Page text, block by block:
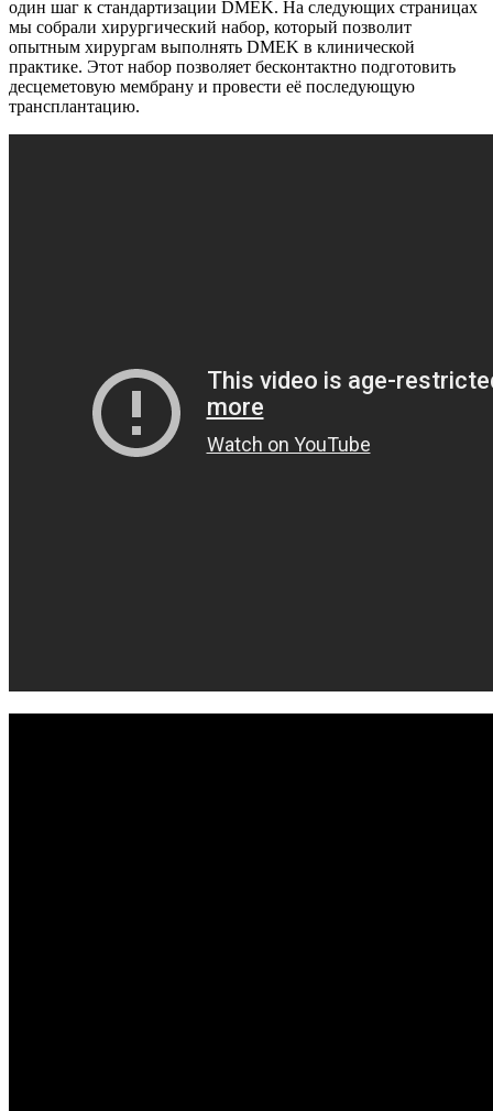
один шаг к стандартизации DMEK. На следующих страницах
мы собрали хирургический набор, который позволит
опытным хирургам выполнять DMEK в клинической
практике. Этот набор позволяет бесконтактно подготовить
десцеметовую мембрану и провести её последующую
трансплантацию.